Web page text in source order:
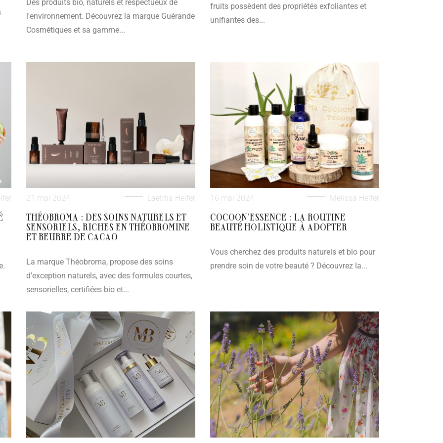
Des produits bio, naturels et respectueux de
l'environnement. Découvrez la marque Guérande
Cosmétiques et sa gamme...
fruits possèdent des propriétés exfoliantes et
unifiantes des...
21 mai 2024 Laetitia Helfer
THÉOBROMA : DES SOINS NATURELS ET
SENSORIELS, RICHES EN THÉOBROMINE
ET BEURRE DE CACAO
La marque Théobroma, propose des soins
d'exception naturels, avec des formules courtes,
sensorielles, certifiées bio et...
16 mai 2024 Melissa Helfer
COCOON’ESSENCE : LA ROUTINE
BEAUTÉ HOLISTIQUE À ADOPTER
Vous cherchez des produits naturels et bio pour
prendre soin de votre beauté ? Découvrez la...